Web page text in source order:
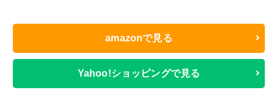
amazonで見る
Yahoo!ショッピングで見る